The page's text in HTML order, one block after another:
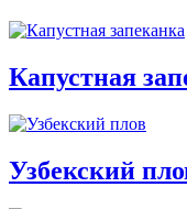
Капустная
Узбекский